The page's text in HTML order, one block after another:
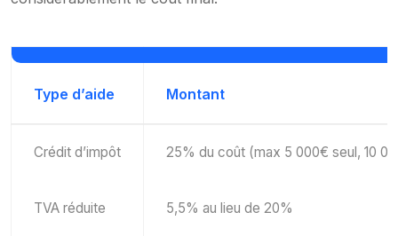
Type d’aide Montant
Crédit d’impôt 25% du coût (max 5 000€ seul, 10
TVA réduite 5,5% au lieu de 20%